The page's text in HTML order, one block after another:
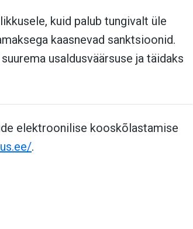
kuid palub tungivalt üle
kaasnevad sanktsioonid.
usaldusväärsuse ja täidaks
elektroonilise kooskõlastamise
.